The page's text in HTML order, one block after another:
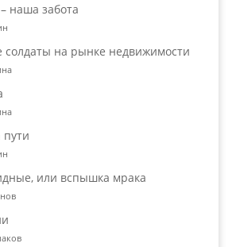
наша забота
солдаты на рынке недвижимости
или вспышка мрака